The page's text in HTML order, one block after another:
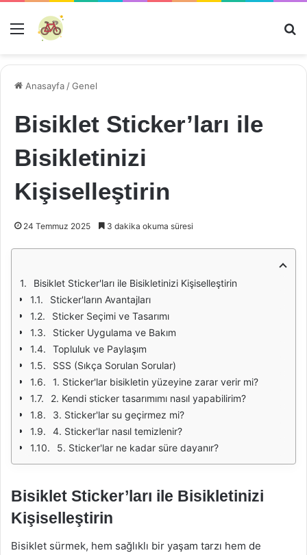
Menü
Anasayfa /Genel
Bisiklet Sticker’ları ile
Bisikletinizi
Kişiselleştirin
24 Temmuz 2025 3 dakika okuma süresi
Bisiklet Sticker'ları ile Bisikletinizi Kişiselleştirin
Sticker'ların Avantajları
Sticker Seçimi ve Tasarımı
Sticker Uygulama ve Bakım
Topluluk ve Paylaşım
SSS (Sıkça Sorulan Sorular)
1. Sticker'lar bisikletin yüzeyine zarar verir mi?
2. Kendi sticker tasarımımı nasıl yapabilirim?
3. Sticker'lar su geçirmez mi?
4. Sticker'lar nasıl temizlenir?
5. Sticker'lar ne kadar süre dayanır?
Bisiklet Sticker’ları ile Bisikletinizi
Kişiselleştirin
Bisiklet sürmek, hem sağlıklı bir yaşam tarzı hem de